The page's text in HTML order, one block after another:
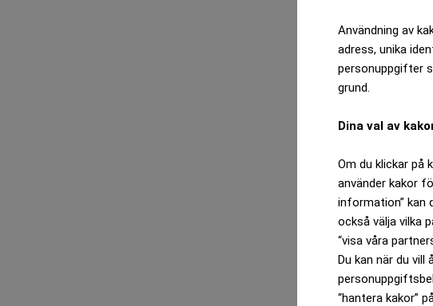
Användning av
adress, unika
personuppgifter
grund.
Dina val av
Om du klickar på
använder kakor
information” kan
också välja vilka
“visa våra
Du kan när du
“hantera kakor”